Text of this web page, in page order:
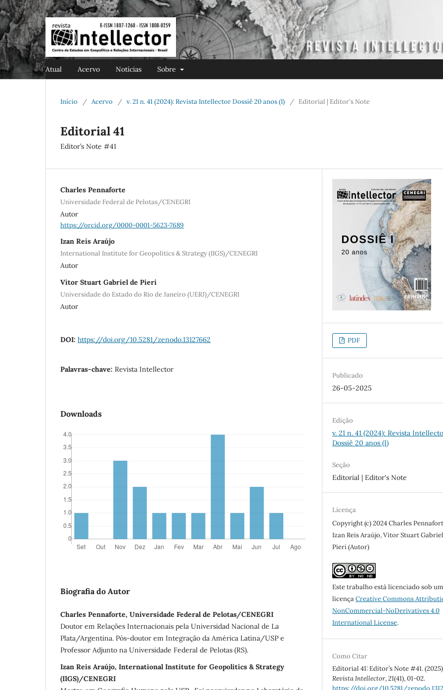
Atual Acervo Notícias Sobre
Início / Acervo / v. 21 n. 41 (2024): Revista Intellector Dossiê 20 anos (I) / Editorial | Editor's Note
Editorial 41
Editor’s Note #41
Charles Pennaforte
Universidade Federal de Pelotas/CENEGRI
Autor
https://orcid.org/0000-0001-5623-7689
Izan Reis Araújo
International Institute for Geopolitics & Strategy (IIGS)/CENEGRI
Autor
Vitor Stuart Gabriel de Pieri
Universidade do Estado do Rio de Janeiro (UERJ)/CENEGRI
Autor
DOI: https://doi.org/10.5281/zenodo.13127662
Palavras-chave: Revista Intellector
Downloads
Biografia do Autor
Charles Pennaforte, Universidade Federal de Pelotas/CENEGRI
Doutor em Relações Internacionais pela Universidad Nacional de La
Plata/Argentina. Pós-doutor em Integração da América Latina/USP e
Professor Adjunto na Universidade Federal de Pelotas (RS).
Izan Reis Araújo, International Institute for Geopolitics & Strategy
(IIGS)/CENEGRI
PDF
Publicado
26-05-2025
Edição
v. 21 n. 41 (2024): Revista
Dossiê 20 anos (I)
Seção
Editorial | Editor's Note
Licença
Copyright (c) 2024 Charles
Izan Reis Araújo, Vitor Stuart
Pieri (Autor)
Este trabalho está licenciado sob
licençaCreative Commons
NonCommercial-NoDerivatives 4.0
International License.
Como Citar
Editorial 41: Editor’s Note #41.
Revista Intellector,21(41), 01-02.
https://doi.org/10.5281/